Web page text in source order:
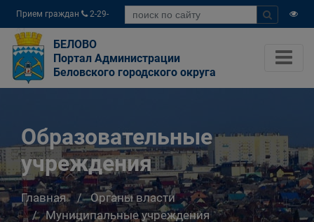
Прием граждан
2-29-
04
БЕЛОВО
Портал Администрации
Беловского городского округа
Образовательные
учреждения
Главная
Органы власти
Муниципальные учреждения